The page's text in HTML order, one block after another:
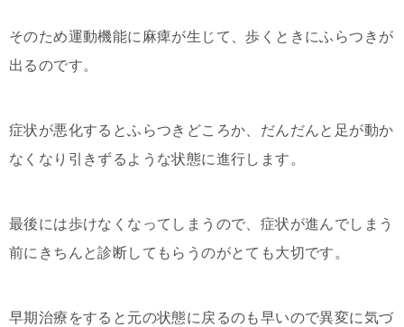
そのため運動機能に麻痺が生じて、歩くときにふらつきが
出るのです。
症状が悪化するとふらつきどころか、だんだんと足が動か
なくなり引きずるような状態に進行します。
最後には歩けなくなってしまうので、症状が進んでしまう
前にきちんと診断してもらうのがとても大切です。
早期治療をすると元の状態に戻るのも早いので異変に気づ